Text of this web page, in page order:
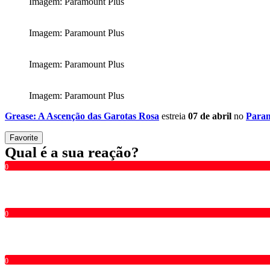
Imagem: Paramount Plus
Imagem: Paramount Plus
Imagem: Paramount Plus
Grease: A Ascenção das Garotas Rosa estreia 07 de abril no
Favorite
Qual é a sua reação?
0
0
0